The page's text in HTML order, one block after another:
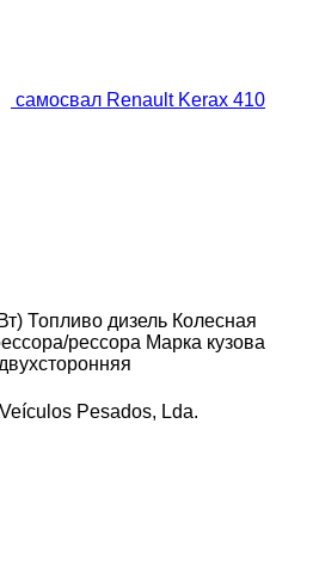
самосвал Renault Kerax 410
Топливо дизель Колесная
рессора Марка кузова
двухсторонняя
Pesados, Lda.